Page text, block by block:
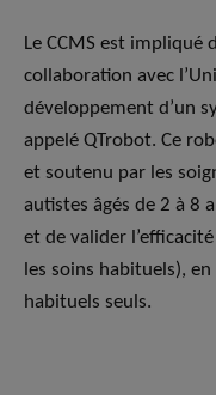
Le CCMS est impliqué
collaboration avec
développement d’un
appelé QTrobot. Ce
et soutenu par les
autistes âgés de 2 à 8
et de valider
les soins habituels),
habituels seuls.